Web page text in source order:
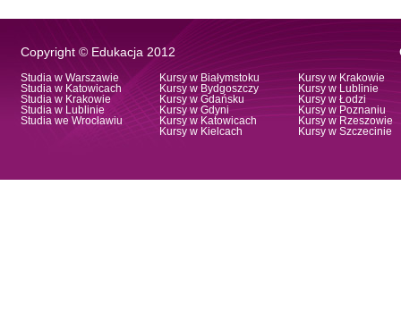
Copyright © Edukacja 2012
Studia w Warszawie
Studia w Katowicach
Studia w Krakowie
Studia w Lublinie
Studia we Wrocławiu
Kursy w Białymstoku
Kursy w Bydgoszczy
Kursy w Gdańsku
Kursy w Gdyni
Kursy w Katowicach
Kursy w Kielcach
Kursy w Krakowie
Kursy w Lublinie
Kursy w Łodzi
Kursy w Poznaniu
Kursy w Rzeszowie
Kursy w Szczecinie